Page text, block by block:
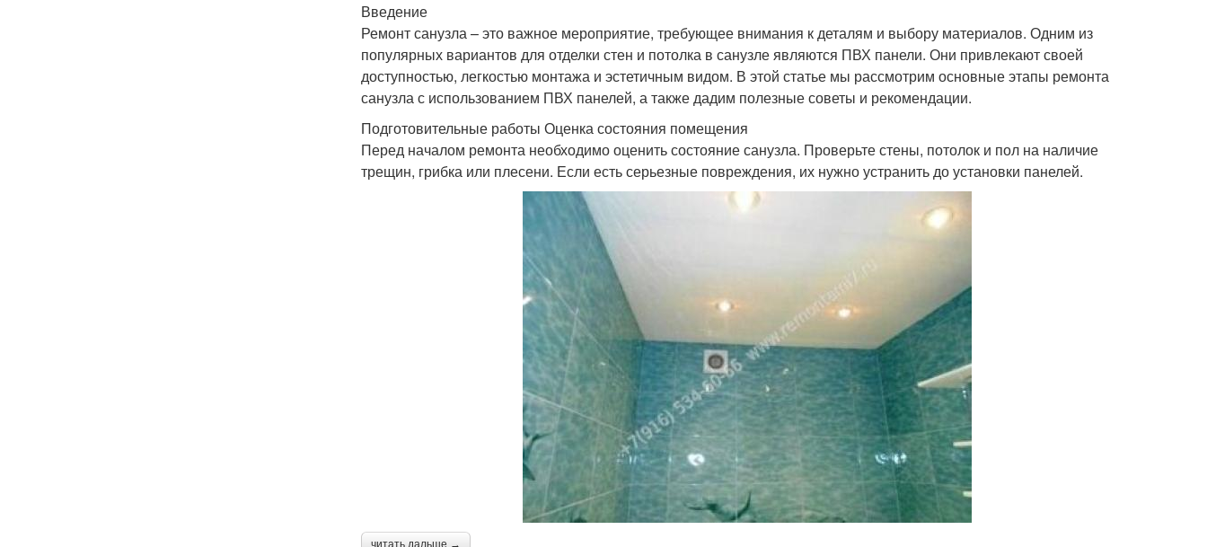
Введение
Ремонт санузла – это важное мероприятие, требующее внимания к деталям и выбору материалов. Одним из
популярных вариантов для отделки стен и потолка в санузле являются ПВХ панели. Они привлекают своей
доступностью, легкостью монтажа и эстетичным видом. В этой статье мы рассмотрим основные этапы ремонта
санузла с использованием ПВХ панелей, а также дадим полезные советы и рекомендации.
Подготовительные работы Оценка состояния помещения
Перед началом ремонта необходимо оценить состояние санузла. Проверьте стены, потолок и пол на наличие
трещин, грибка или плесени. Если есть серьезные повреждения, их нужно устранить до установки панелей.
читать дальше →